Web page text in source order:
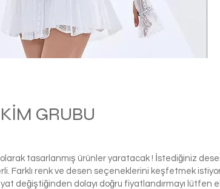
GRUBU
tasarlanmış ürünler yaratacak ! İstediğiniz
Farklı renk ve desen seçeneklerini keşfetmek
değiştiğinden dolayı doğru fiyatlandırmayı lütfen